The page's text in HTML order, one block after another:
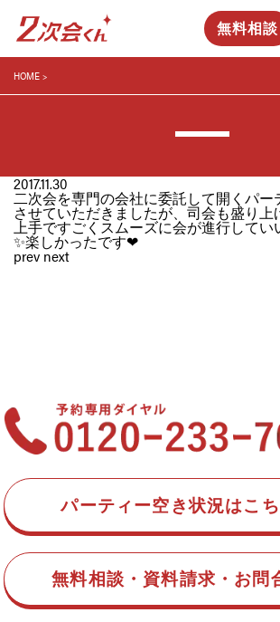
無料相談
HOME
2017.11.30
二次会を専門の会社に委託して開くパー
させていただきましたが、司会も盛り上
上手ですごくスムーズに会が進行してい
✨楽しかったです❤
prevnext
パーティー空き状況はこ
無料相談・資料請求・お問